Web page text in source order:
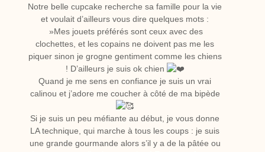
Notre belle cupcake recherche sa famille pour la vie
et voulait d’ailleurs vous dire quelques mots :
»Mes jouets préférés sont ceux avec des
clochettes, et les copains ne doivent pas me les
piquer sinon je grogne gentiment comme les chiens
! D’ailleurs je suis ok chien
Quand je me sens en confiance je suis un vrai
calinou et j’adore me coucher à côté de ma bipède
Si je suis un peu méfiante au début, je vous donne
LA technique, qui marche à tous les coups : je suis
une grande gourmande alors s’il y a de la pâtée ou